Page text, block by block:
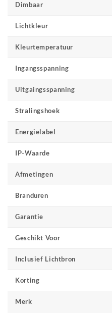
Dimbaar
Lichtkleur
Kleurtemperatuur
Ingangsspanning
Uitgaingsspanning
Stralingshoek
Energielabel
IP-Waarde
Afmetingen
Branduren
Garantie
Geschikt Voor
Inclusief Lichtbron
Korting
Merk